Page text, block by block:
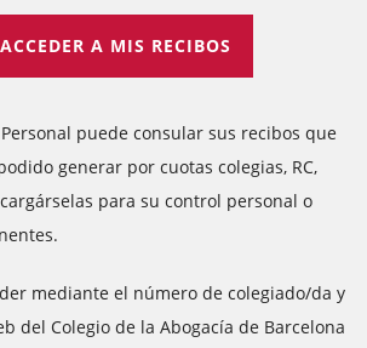
ACCEDER A MIS RECIBOS
puede consular sus recibos que
generar por cuotas colegias, RC,
para su control personal o
mediante el número de colegiado/da y
del Colegio de la Abogacía de Barcelona